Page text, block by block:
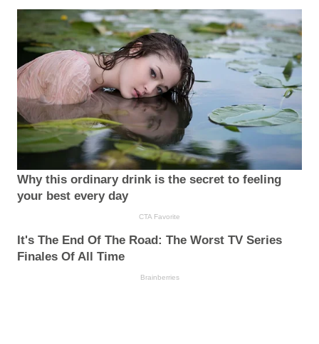
Why this ordinary drink is the secret to feeling
your best every day
CTA Favorite
It's The End Of The Road: The Worst TV Series
Finales Of All Time
Brainberries